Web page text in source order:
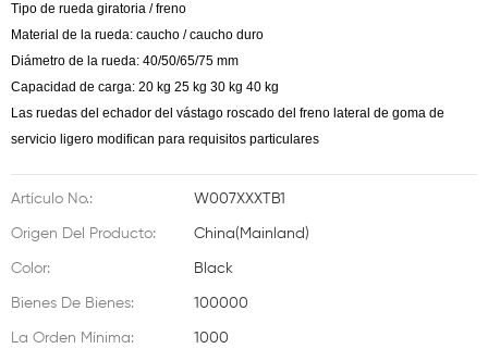
Tipo de rueda giratoria / freno
Material de la rueda: caucho / caucho duro
Diámetro de la rueda: 40/50/65/75 mm
Capacidad de carga: 20 kg 25 kg 30 kg 40 kg
Las ruedas del echador del vástago roscado del freno lateral de goma de
servicio ligero modifican para requisitos particulares
Artículo No.: W007XXXTB1
Origen Del Producto: China(Mainland)
Color: Black
Bienes De Bienes: 100000
La Orden Mínima: 1000